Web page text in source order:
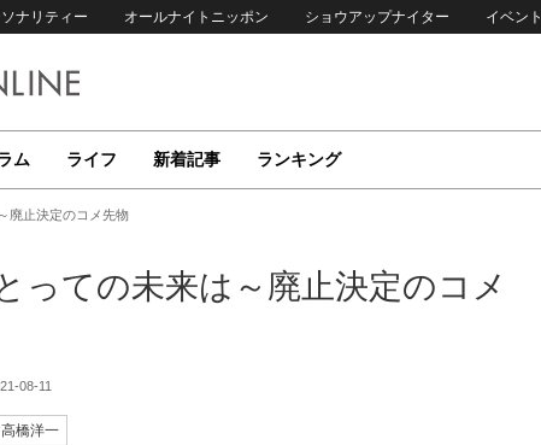
ナリティー オールナイトニッポン ショウアップナイター イベント
ム ライフ 新着記事 ランキング
廃止決定のコメ先物
っての未来は～廃止決定のコメ
08-11
高橋洋一